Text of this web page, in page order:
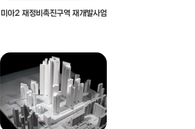
미아2 재정비촉진구역 재개발사업